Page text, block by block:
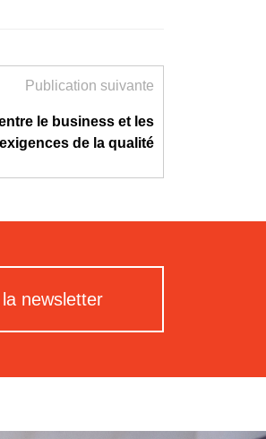
Publication suivante
le business et les
exigences de la qualité
newsletter